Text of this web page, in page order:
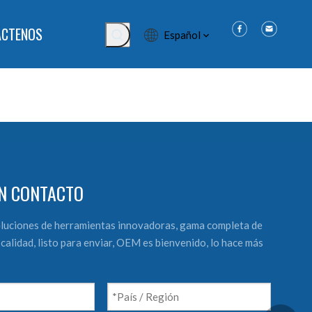
Español
CONTACTO
de herramientas innovadoras, gama completa de
listo para enviar, OEM es bienvenido, lo hace más